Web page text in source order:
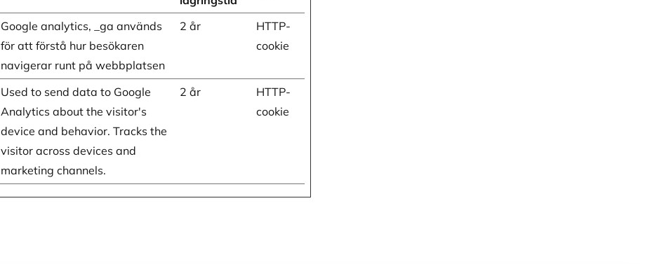
Google analytics, _ga används
för att förstå hur besökaren
navigerar runt på webbplatsen
2 år
HTTP-
cookie
Used to send data to Google
Analytics about the visitor's
device and behavior. Tracks the
visitor across devices and
marketing channels.
2 år
HTTP-
cookie